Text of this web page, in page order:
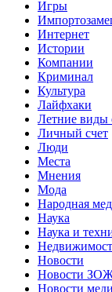
Игры
Интернет
Истории
Компании
Криминал
Культура
Лайфхаки
Летние виды
Личный счет
Люди
Места
Мнения
Мода
Народная
Наука
Наука и
Новости
Новости
Новости